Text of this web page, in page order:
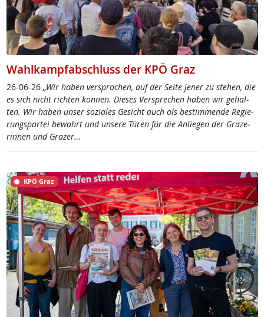
Wahlkampfabschluss der KPÖ Graz
26-06-26 „Wir ha­ben ver­spro­chen, auf der Sei­te je­ner zu ste­hen, die
es sich nicht rich­ten kön­nen. Die­ses Ver­sp­re­chen ha­ben wir ge­hal­
ten. Wir ha­ben un­ser so­zia­les Ge­sicht auch als be­stim­men­de Re­gie­
rung­s­par­tei be­wahrt und un­se­re Tü­ren für die An­lie­gen der Gra­ze­
rin­nen und Gra­zer…
KPÖ Graz